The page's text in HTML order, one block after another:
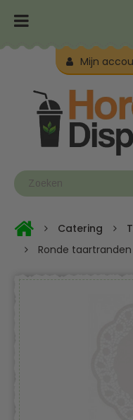
Mijn
Catering
Ronde taartranden